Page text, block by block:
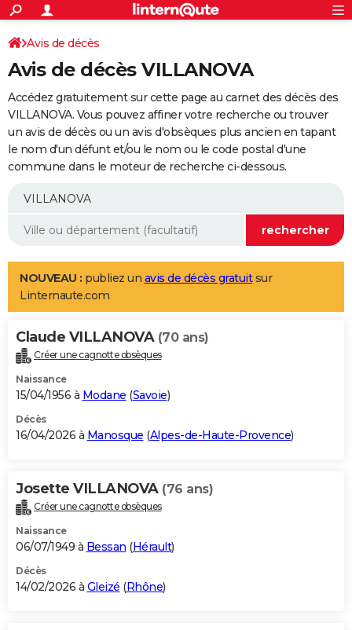
ACTUALITÉS
Politique
Société
Faits Divers
Education
Monde
Villes
+
SPORT
Coupe du monde 2026
Football
Tennis
Cyclisme
Rugby
Forum
Programme TV
TNTStreaming
Cinéma
Sorties cinéma
Musique
+
FINANCE
Impôts
Immobilier
Risques naturels par ville
Banque
Assurance
Crédit
AUTO
Essais
Réserver un essai
Citadines
Berlines
SUV
Forum auto
+
Mobiles
Meilleur smartphone
Internet
Ordinateurs
Jeux vidéo
Guide high-tech
Aménagement intérieur
LIFESTYLE
Art de vivre
Bien-être
Loisirs
Mode
Modes de vie
Alimentation
Guide de la santé
Maladies
Médicaments
Sommeil
VOYAGE
Destinations
City break
Voyage nature
Voyage de noces
Forum
Climat
+PHOTO
GUIDES D'ACHAT
BONS PLANS
Carte de Noël
Carte Bonne année
Carte Saint-Valentin
Carte Pâques
Carte d'anniversaire
DICTIONNAIRE
Dictionnaire
Biographies
Citations
Expressions
Proverbes
PROGRAMME TV
S'inscrire
Se connecter
Lycées
Collèges
Primaires
Universités
Entreprises
Service militaire
Avis de recherche
AVIS DE DÉCÈS
Avis de décès
Avis de décès VILLANOVA
Accédez gratuitement sur cette page au carnet des décès des
VILLANOVA. Vous pouvez affiner votre recherche ou trouver
un avis de décès ou un avis d'obsèques plus ancien en tapant
le nom d'un défunt et/ou le nom ou le code postal d'une
commune dans le moteur de recherche ci-dessous.
NOUVEAU : publiez un avis de décès gratuitsur
Linternaute.com
Claude VILLANOVA (70 ans)
Créer une cagnotte obsèques
Naissance
15/04/1956 à Modane (Savoie)
Décès
16/04/2026 à Manosque (Alpes-de-Haute-Provence)
Josette VILLANOVA (76 ans)
Créer une cagnotte obsèques
Naissance
06/07/1949 à Bessan (Hérault)
Décès
14/02/2026 à Gleizé (Rhône)